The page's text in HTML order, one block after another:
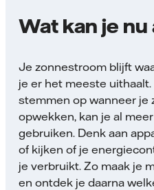
Wat kan je nu
Je zonnestroom blijft
je er het meeste
stemmen op wanneer je
opwekken, kan je al
gebruiken. Denk aan
of kijken of je
je verbruikt. Zo maak je
en ontdek je daarna